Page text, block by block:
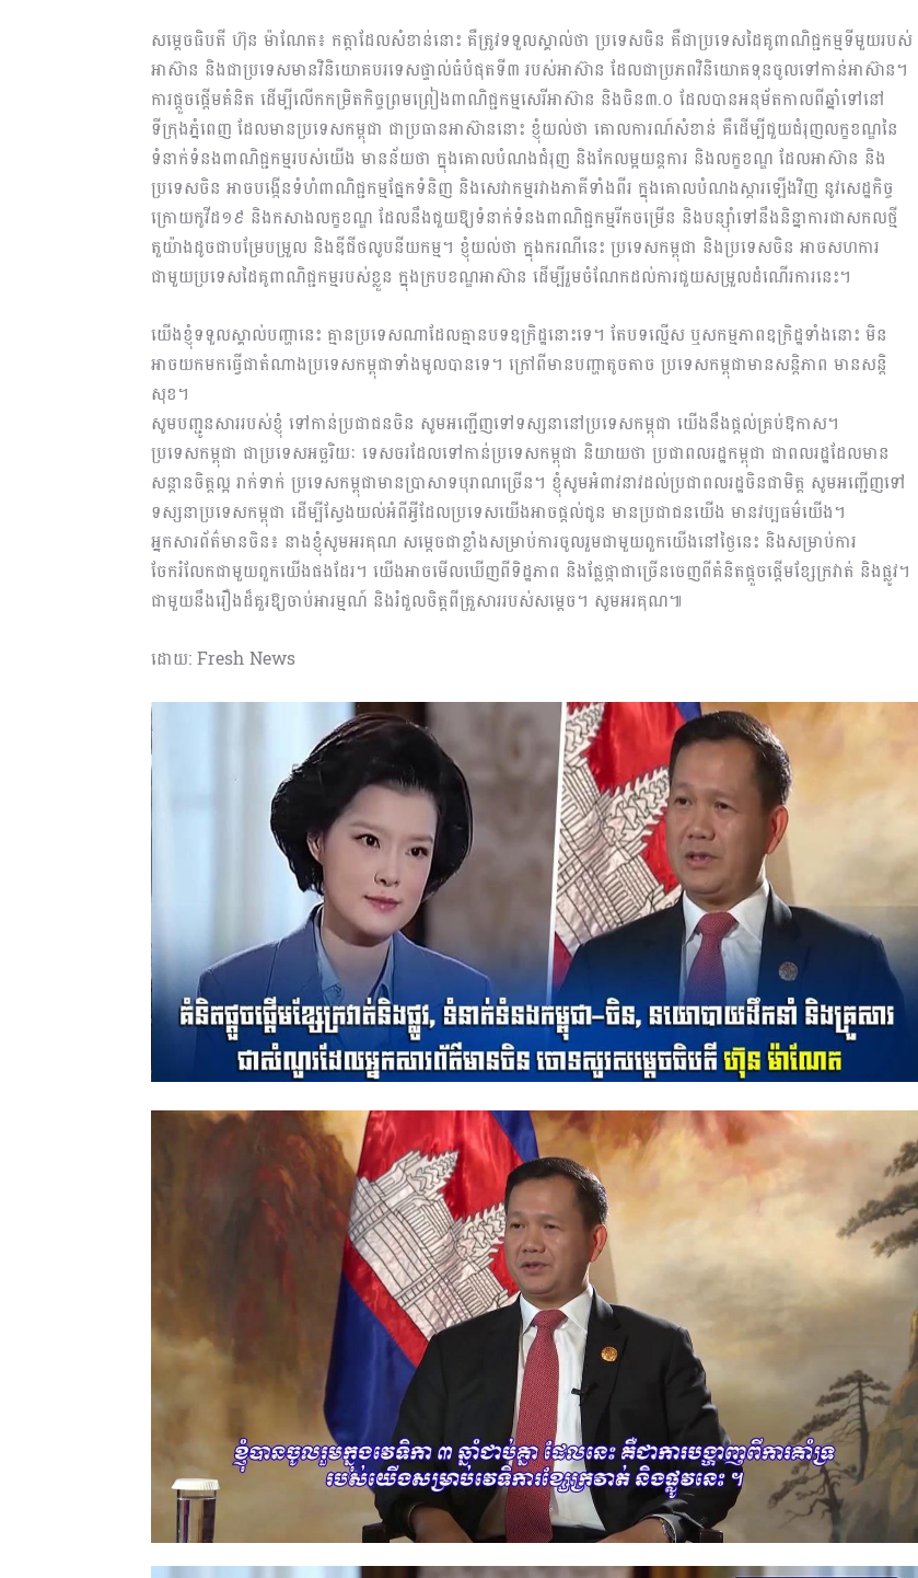
សម្តេចធិបតី ហ៊ុន ម៉ាណែត៖ កត្តាដែលសំខាន់នោះ គឺត្រូវទទួលស្គាល់ថា ប្រទេសចិន គឺជាប្រទេសដៃគូពាណិជ្ជកម្មទីមួយរបស់
អាស៊ាន និងជាប្រទេសមានវិនិយោគបរទេសផ្ទាល់ធំបំផុតទី៣ របស់អាស៊ាន ដែលជាប្រភពវិនិយោគទុនចូលទៅកាន់អាស៊ាន។
ការផ្តួចផ្តើមគំនិត ដើម្បីលើកកម្រិតកិច្ចព្រមព្រៀងពាណិជ្ជកម្មសេរីអាស៊ាន និងចិន៣.០ ដែលបានអនុម័តកាលពីឆ្នាំទៅនៅ
ទីក្រុងភ្នំពេញ ដែលមានប្រទេសកម្ពុជា ជាប្រធានអាស៊ាននោះ ខ្ញុំយល់ថា គោលការណ៍សំខាន់ គឺដើម្បីជួយជំរុញលក្ខខណ្ឌនៃ
ទំនាក់ទំនងពាណិជ្ជកម្មរបស់យើង មានន័យថា ក្នុងគោលបំណងជំរុញ និងកែលម្អយន្តការ និងលក្ខខណ្ឌ ដែលអាស៊ាន និង
ប្រទេសចិន អាចបង្កើនទំហំពាណិជ្ជកម្មផ្នែកទំនិញ និងសេវាកម្មរវាងភាគីទាំងពីរ ក្នុងគោលបំណងស្តារឡើងវិញ នូវសេដ្ឋកិច្ច
ក្រោយកូវីដ១៩ និងកសាងលក្ខខណ្ឌ ដែលនឹងជួយឱ្យទំនាក់ទំនងពាណិជ្ជកម្មរីកចម្រើន និងបន្សុាំទៅនឹងនិន្នាការជាសកលថ្មី
តួយ៉ាងដូចជាបម្រែបម្រួល និងឌីជីថលូបនីយកម្ម។ ខ្ញុំយល់ថា ក្នុងករណីនេះ ប្រទេសកម្ពុជា និងប្រទេសចិន អាចសហការ
ជាមួយប្រទេសដៃគូពាណិជ្ជកម្មរបស់ខ្លួន ក្នុងក្របខណ្ឌអាស៊ាន ដើម្បីរួមចំណែកដល់ការជួយសម្រួលដំណើរការនេះ។
យើងខ្ញុំទទួលស្គាល់បញ្ហានេះ គ្មានប្រទេសណាដែលគ្មានបទឧក្រិដ្ឋនោះទេ។ តែបទល្មើស ឬសកម្មភាពឧក្រិដ្ឋទាំងនោះ មិន
អាចយកមកធ្វើជាតំណាងប្រទេសកម្ពុជាទាំងមូលបានទេ។ ក្រៅពីមានបញ្ហាតូចតាច ប្រទេសកម្ពុជាមានសន្ដិភាព មានសន្ដិ
សុខ។
សូមបញ្ជូនសាររបស់ខ្ញុំ ទៅកាន់ប្រជាជនចិន សូមអញ្ជើញទៅទស្សនានៅប្រទេសកម្ពុជា យើងនឹងផ្ដល់គ្រប់ឱកាស។
ប្រទេសកម្ពុជា ជាប្រទេសអច្ឆរិយៈ ទេសចរដែលទៅកាន់ប្រទេសកម្ពុជា និយាយថា ប្រជាពលរដ្ឋកម្ពុជា ជាពលរដ្ឋដែលមាន
សន្ដានចិត្តល្អ រាក់ទាក់ ប្រទេសកម្ពុជាមានប្រាសាទបុរាណច្រើន។ ខ្ញុំសូមអំពាវនាវដល់ប្រជាពលរដ្ឋចិនជាមិត្ត សូមអញ្ជើញទៅ
ទស្សនាប្រទេសកម្ពុជា ដើម្បីស្វែងយល់អំពីអ្វីដែលប្រទេសយើងអាចផ្ដល់ជូន មានប្រជាជនយើង មានវប្បធម៌យើង។
អ្នកសារព័ត៌មានចិន៖ នាងខ្ញុំសូមអរគុណ សម្ដេចជាខ្លាំងសម្រាប់ការចូលរួមជាមួយពួកយើងនៅថ្ងៃនេះ និងសម្រាប់ការ
ចែករំលែកជាមួយពួកយើងផងដែរ។ យើងអាចមើលឃើញពីទិដ្ឋភាព និងផ្លែផ្កាជាច្រើន​ចេញពីគំនិតផ្ដួចផ្ដើមខ្សែក្រវាត់ និងផ្លូវ។
ជាមួយនឹងរឿងដ៏គួរឱ្យចាប់អារម្មណ៍ និងរំជួលចិត្តពីគ្រួសារ​របស់​សម្ដេច។ សូមអរគុណ៕
ដោយ: Fresh News